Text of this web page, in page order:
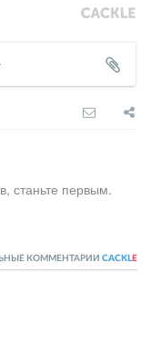
станьте первым.
КОММЕНТАРИИ CACKL E